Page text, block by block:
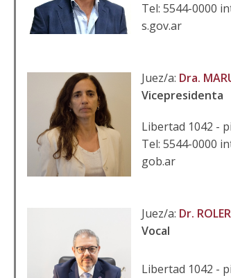
Tel: 5544-0000
s.gov.ar
Juez/a: Dra.
Vicepresidenta
Libertad 1042 -
Tel: 5544-0000
gob.ar
Juez/a: Dr.
Vocal
Libertad 1042 -